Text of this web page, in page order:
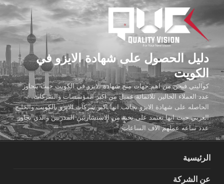
المحتوى
دليل الحصول على شهادة الايزو في
الكويت
كواليتي فيجن من اهم جهات منح شهادة الايزو في الكويت حيث يتجاوز
عدد العملاء الحالين ثلاثمائة عميل من اكبر المؤسسات والشركات
الحاصله على شهادة الايزو بجانب انها اكبر شركات الايزو بالكويت والخليج
العربي حيث انها تعتمد على نخبة من الاستشاريين المدربين والذي تجاوز
عدد ساعه عملهم الاف الساعات
الرئيسية
عن الشركة